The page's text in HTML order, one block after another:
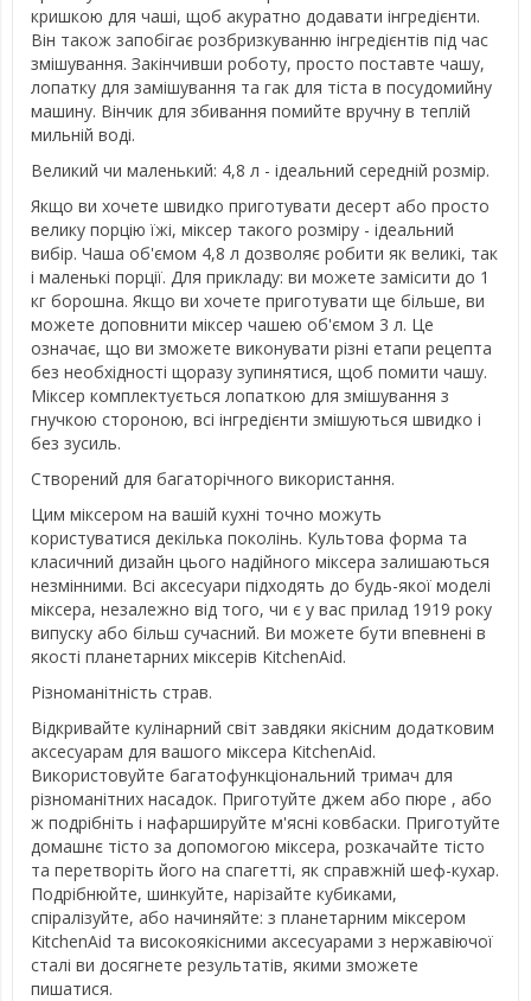
кришкою для чаші, щоб акуратно додавати інгредієнти.
Він також запобігає розбризкуванню інгредієнтів під час
змішування. Закінчивши роботу, просто поставте чашу,
лопатку для замішування та гак для тіста в посудомийну
машину. Вінчик для збивання помийте вручну в теплій
мильній воді.
Великий чи маленький: 4,8 л - ідеальний середній розмір.
Якщо ви хочете швидко приготувати десерт або просто
велику порцію їжі, міксер такого розміру - ідеальний
вибір. Чаша об'ємом 4,8 л дозволяє робити як великі, так
і маленькі порції. Для прикладу: ви можете замісити до 1
кг борошна. Якщо ви хочете приготувати ще більше, ви
можете доповнити міксер чашею об'ємом 3 л. Це
означає, що ви зможете виконувати різні етапи рецепта
без необхідності щоразу зупинятися, щоб помити чашу.
Міксер комплектується лопаткою для змішування з
гнучкою стороною, всі інгредієнти змішуються швидко і
без зусиль.
Створений для багаторічного використання.
Цим міксером на вашій кухні точно можуть
користуватися декілька поколінь. Культова форма та
класичний дизайн цього надійного міксера залишаються
незмінними. Всі аксесуари підходять до будь-якої моделі
міксера, незалежно від того, чи є у вас прилад 1919 року
випуску або більш сучасний. Ви можете бути впевнені в
якості планетарних міксерів KitchenAid.
Різноманітність страв.
Відкривайте кулінарний світ завдяки якісним додатковим
аксесуарам для вашого міксера KitchenAid.
Використовуйте багатофункціональний тримач для
різноманітних насадок. Приготуйте джем або пюре , або
ж подрібніть і нафаршируйте м'ясні ковбаски. Приготуйте
домашнє тісто за допомогою міксера, розкачайте тісто
та перетворіть його на спагетті, як справжній шеф-кухар.
Подрібнюйте, шинкуйте, нарізайте кубиками,
спіралізуйте, або начиняйте: з планетарним міксером
KitchenAid та високоякісними аксесуарами з нержавіючої
сталі ви досягнете результатів, якими зможете
пишатися.